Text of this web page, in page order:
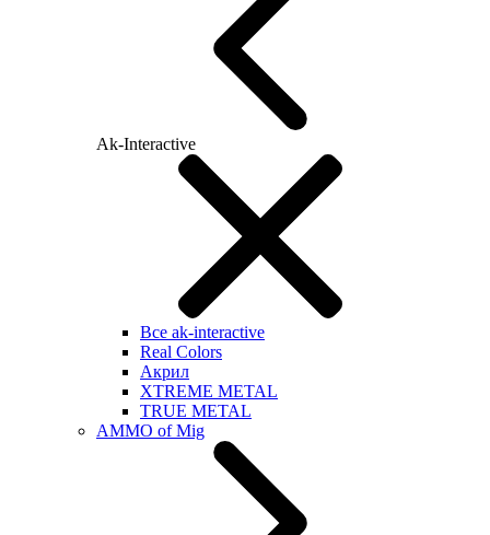
Ak-Interactive
Все ak-interactive
Real Colors
Акрил
XTREME METAL
TRUE METAL
AMMO of Mig